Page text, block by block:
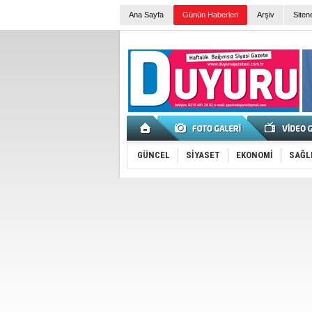
Ana Sayfa Günün Haberleri Arşiv
GÜNCEL SİYASET EKONOMİ